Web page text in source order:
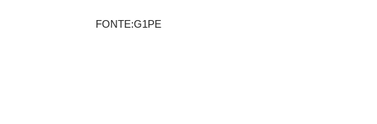
FONTE:G1PE